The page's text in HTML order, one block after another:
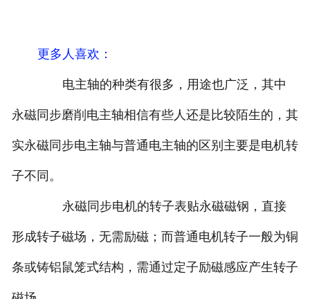
更多人喜欢：
电主轴的种类有很多，用途也广泛，其中
永磁同步磨削电主轴相信有些人还是比较陌生的，其
实永磁同步电主轴与普通电主轴的区别主要是电机转
子不同。
永磁同步电机的转子表贴永磁磁钢，直接
形成转子磁场，无需励磁；而普通电机转子一般为铜
条或铸铝鼠笼式结构，需通过定子励磁感应产生转子